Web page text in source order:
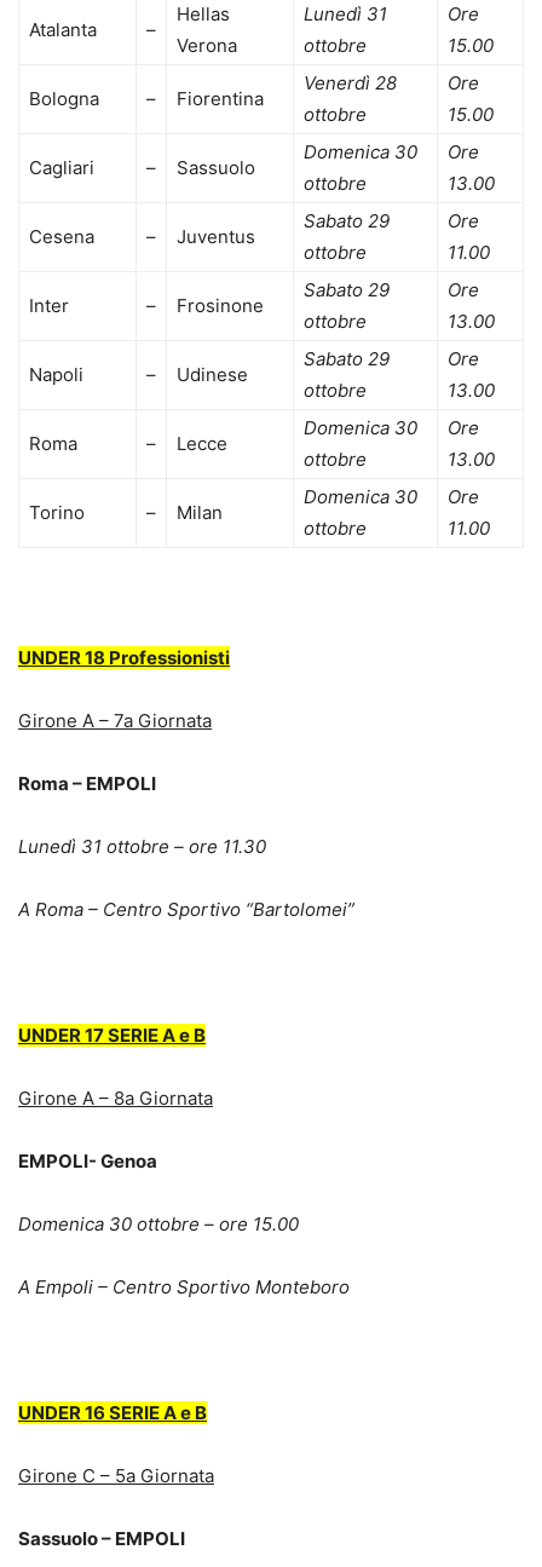
Atalanta –
Hellas
Verona
Lunedì 31
ottobre
Ore
15.00
Bologna – Fiorentina
Venerdì 28
ottobre
Ore
15.00
Cagliari – Sassuolo
Domenica 30
ottobre
Ore
13.00
Cesena – Juventus
Sabato 29
ottobre
Ore
11.00
Inter – Frosinone
Sabato 29
ottobre
Ore
13.00
Napoli – Udinese
Sabato 29
ottobre
Ore
13.00
Roma – Lecce
Domenica 30
ottobre
Ore
13.00
Torino – Milan
Domenica 30
ottobre
Ore
11.00
UNDER 18 Professionisti
Girone A – 7a Giornata
Roma – EMPOLI
Lunedì 31 ottobre – ore 11.30
A Roma – Centro Sportivo “Bartolomei”
UNDER 17 SERIE A e B
Girone A – 8a Giornata
EMPOLI- Genoa
Domenica 30 ottobre – ore 15.00
A Empoli – Centro Sportivo Monteboro
UNDER 16 SERIE A e B
Girone C – 5a Giornata
Sassuolo – EMPOLI